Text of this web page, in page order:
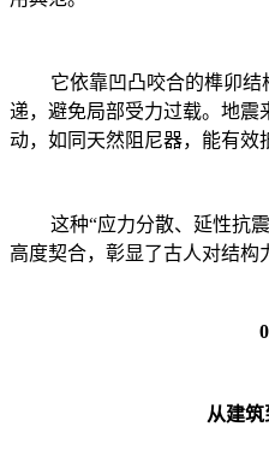
它依靠凹凸咬合的榫卯
递，避免局部受力过载。地震
动，如同天然阻尼器，能有效
这种“应力分散、延性抗
高度契合，彰显了古人对结构
从建筑